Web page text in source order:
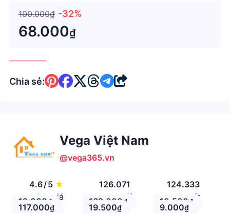
MÔ TẢ SẢN PHẨM: Cân sức khỏe điện tử mặt kính
cường lực MJ-25
100.000₫ -32%
68.000₫
Chia sẻ:
Vega Việt Nam
@vega365.vn
4.6/5 ★
Đánh giá
126.071
Theo Dõi
124.333
Nhận xét
12.000 ₫ 169.000 ₫ 10.500 ₫
117.000₫ 19.500₫ 9.000₫